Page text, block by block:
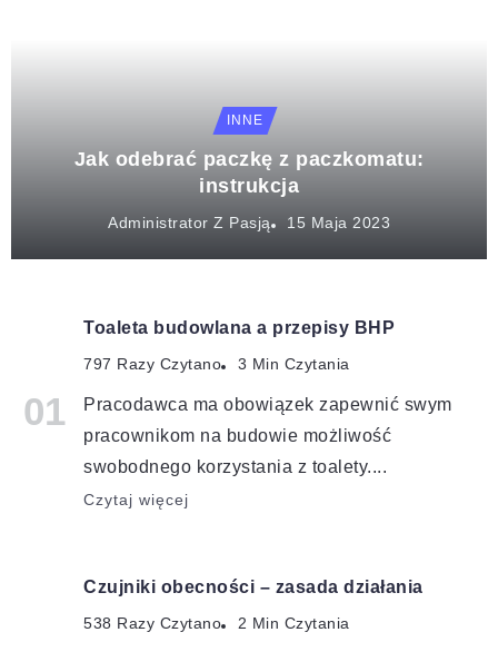
INNE
Jak odebrać paczkę z paczkomatu:
instrukcja
Administrator Z Pasją
Toaleta budowlana a przepisy BHP
797 Razy Czytano 3 Min Czytania
Pracodawca ma obowiązek zapewnić swym
pracownikom na budowie możliwość
swobodnego korzystania z toalety....
Czytaj więcej
Czujniki obecności – zasada działania
538 Razy Czytano 2 Min Czytania